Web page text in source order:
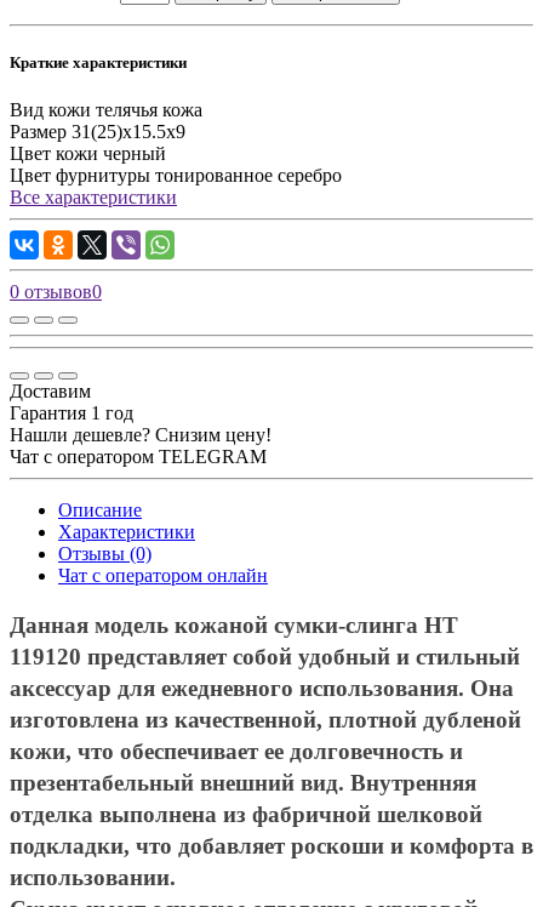
Краткие характеристики
Вид кожи телячья кожа
Размер 31(25)х15.5х9
Цвет кожи черный
Цвет фурнитуры тонированное серебро
Все характеристики
0 отзывов0
Доставим
Гарантия 1 год
Нашли дешевле? Снизим цену!
Чат с оператором TELEGRAM
Описание
Характеристики
Отзывы (0)
Чат с оператором онлайн
Данная модель кожаной сумки-слинга HT
119120 представляет собой удобный и стильный
аксессуар для ежедневного использования. Она
изготовлена из качественной, плотной дубленой
кожи, что обеспечивает ее долговечность и
презентабельный внешний вид. Внутренняя
отделка выполнена из фабричной шелковой
подкладки, что добавляет роскоши и комфорта в
использовании.